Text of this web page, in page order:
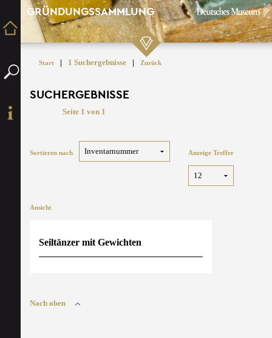
GRÜNDUNGSSAMMLUNG
Start | 1 Suchergebnisse | Zurück
SUCHERGEBNISSE
Seite 1 von 1
Sortieren nach Anzeige Treffer
Ansicht
Seiltänzer mit Gewichten
Nach oben